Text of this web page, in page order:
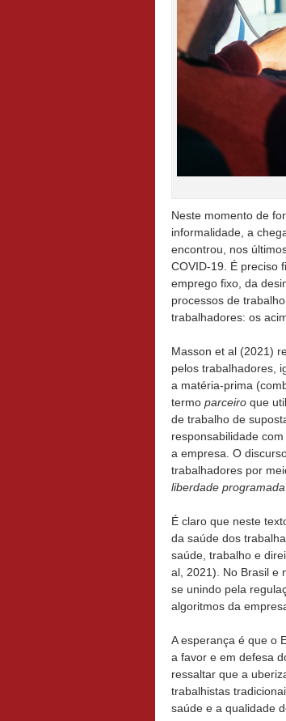
Neste momento de
informalidade, a
encontrou, nos
COVID-19. É preciso
emprego fixo, da
processos de
trabalhadores: os
Masson et al (2021)
pelos trabalhadores,
a matéria-prima
termo parceiro que
de trabalho de
responsabilidade
a empresa. O
trabalhadores por
liberdade programada
É claro que neste
da saúde dos
saúde, trabalho e
al, 2021). No Brasil e
se unindo pela
algoritmos da
A esperança é que o
a favor e em defesa
ressaltar que a
trabalhistas
saúde e a qualidade